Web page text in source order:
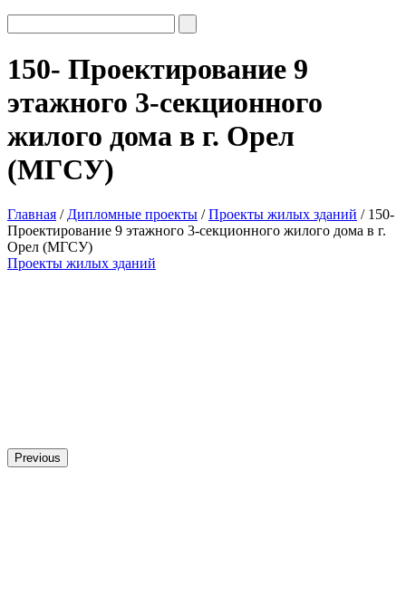
150- Проектирование 9
этажного 3-секционного
жилого дома в г. Орел
(МГСУ)
Главная / Дипломные проекты /Проекты жилых зданий / 150-
Проектирование 9 этажного 3-секционного жилого дома в г.
Орел (МГСУ)
Проекты жилых зданий
Previous